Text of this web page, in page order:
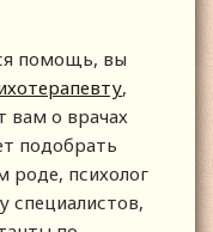
помощь, вы
,
вам о врачах
подобрать
роде, психолог
специалистов,